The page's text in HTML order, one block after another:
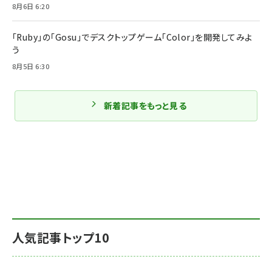
人気記事トップ10
8月6日 6:20
「Ruby」の「Gosu」でデスクトップゲーム「Color」を開発してみよ
う
8月5日 6:30
新着記事をもっと見る